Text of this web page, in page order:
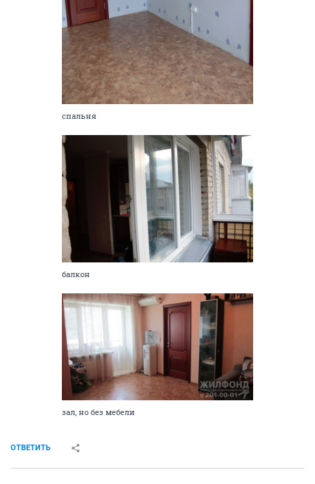
спальня
балкон
зал, но без мебели
ОТВЕТИТЬ